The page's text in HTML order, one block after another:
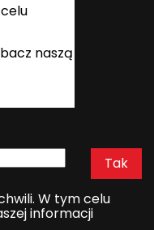
naszą
W tym celu
informacji